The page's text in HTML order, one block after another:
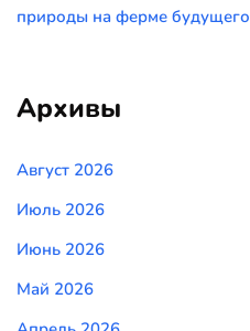
природы на ферме будущего
Архивы
Август 2026
Июль 2026
Июнь 2026
Май 2026